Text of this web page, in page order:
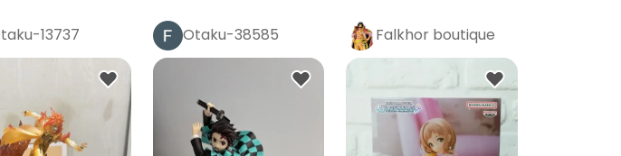
13737 Otaku-38585
Falkhor boutique
Pro